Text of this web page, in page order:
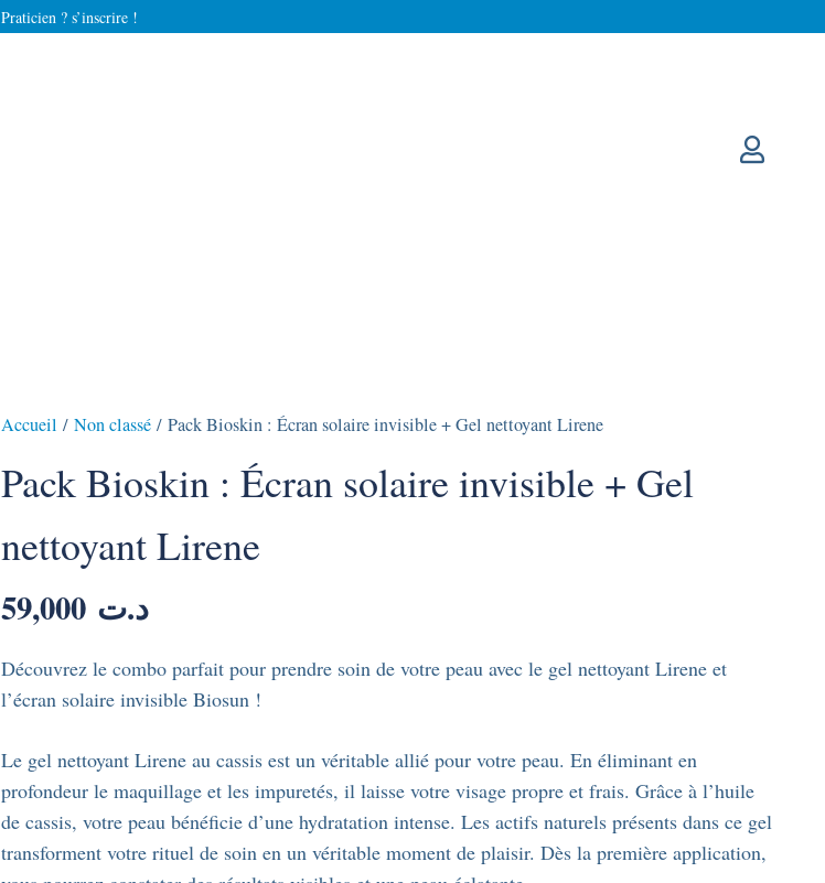
Praticien ? s’inscrire !
Accueil / Non classé/ Pack Bioskin : Écran solaire invisible + Gel nettoyant Lirene
Pack Bioskin : Écran solaire invisible + Gel
nettoyant Lirene
د.ت 59,000
Découvrez le combo parfait pour prendre soin de votre peau avec le gel nettoyant Lirene et
l’écran solaire invisible Biosun !
Le gel nettoyant Lirene au cassis est un véritable allié pour votre peau. En éliminant en
profondeur le maquillage et les impuretés, il laisse votre visage propre et frais. Grâce à l’huile
de cassis, votre peau bénéficie d’une hydratation intense. Les actifs naturels présents dans ce gel
transforment votre rituel de soin en un véritable moment de plaisir. Dès la première application,